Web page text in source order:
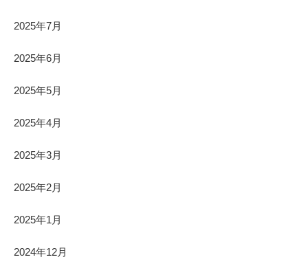
2025年7月
2025年6月
2025年5月
2025年4月
2025年3月
2025年2月
2025年1月
2024年12月